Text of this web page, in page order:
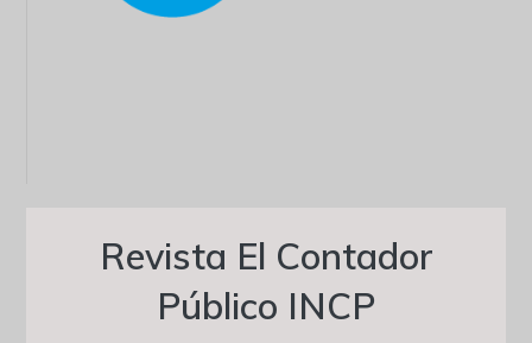
Revista El Contador
Público INCP